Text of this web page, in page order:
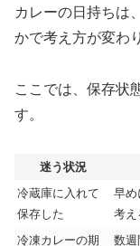
カレーの日持ちは
かで考え方が変わ
ここでは、保存状
す。
迷う状況
冷蔵庫に入れて
保存した
早め
考え
冷凍カレーの期
数週